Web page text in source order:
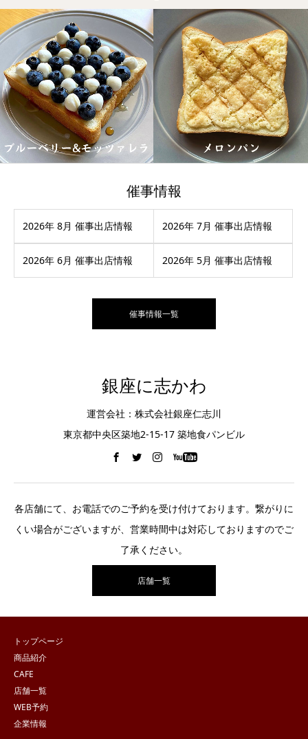
催事情報
2026年 8月 催事出店情報 2026年 7月 催事出店情報
2026年 6月 催事出店情報 2026年 5月 催事出店情報
催事情報一覧
銀座に志かわ
運営会社：株式会社銀座仁志川
東京都中央区築地2-15-17 築地食パンビル
各店舗にて、お電話でのご予約を受け付けております。繋がりに
くい場合がございますが、営業時間中は対応しておりますのでご
了承ください。
店舗一覧
トップページ
商品紹介
CAFE
店舗一覧
WEB予約
企業情報